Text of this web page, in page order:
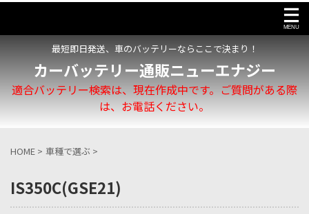
最短即日発送、車のバッテリーならここで決まり！
カーバッテリー通販ニューエナジー
適合バッテリー検索は、現在作成中です。ご質問がある際
は、お電話ください。
HOME > 車種で選ぶ >
IS350C(GSE21)